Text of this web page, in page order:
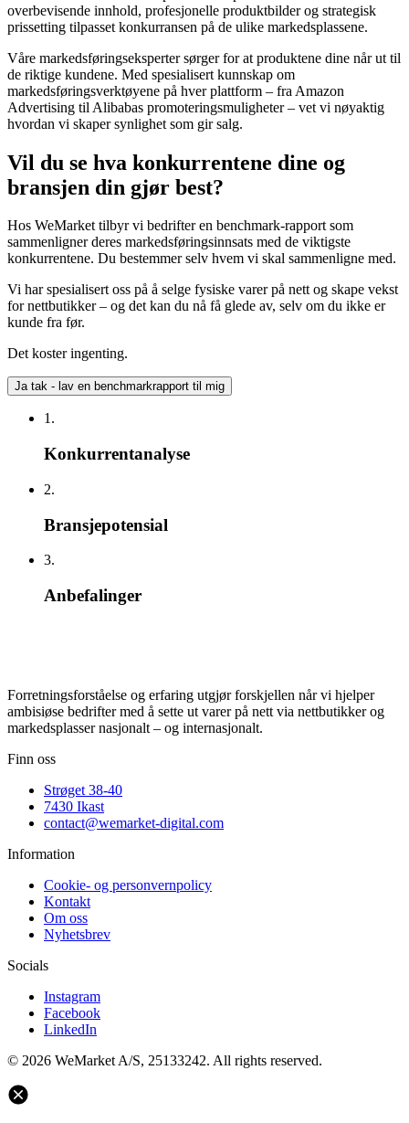
overbevisende innhold, profesjonelle produktbilder og strategisk
prissetting tilpasset konkurransen på de ulike markedsplassene.
Våre markedsføringseksperter sørger for at produktene dine når ut til
de riktige kundene. Med spesialisert kunnskap om
markedsføringsverktøyene på hver plattform – fra Amazon
Advertising til Alibabas promoteringsmuligheter – vet vi nøyaktig
hvordan vi skaper synlighet som gir salg.
Vil du se hva konkurrentene dine og
bransjen din gjør best?
Hos WeMarket tilbyr vi bedrifter en benchmark-rapport som
sammenligner deres markedsføringsinnsats med de viktigste
konkurrentene. Du bestemmer selv hvem vi skal sammenligne med.
Vi har spesialisert oss på å selge fysiske varer på nett og skape vekst
for nettbutikker – og det kan du nå få glede av, selv om du ikke er
kunde fra før.
Det koster ingenting.
Ja tak - lav en benchmarkrapport til mig
1.
Konkurrentanalyse
2.
Bransjepotensial
3.
Anbefalinger
Forretningsforståelse og erfaring utgjør forskjellen når vi hjelper
ambisiøse bedrifter med å sette ut varer på nett via nettbutikker og
markedsplasser nasjonalt – og internasjonalt.
Finn oss
Strøget 38-40
7430 Ikast
contact@wemarket-digital.com
Information
Cookie- og personvernpolicy
Kontakt
Om oss
Nyhetsbrev
Socials
Instagram
Facebook
LinkedIn
© 2026 WeMarket A/S, 25133242. All rights reserved.